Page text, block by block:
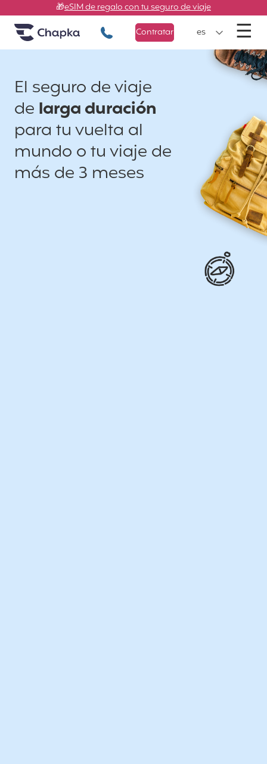
Ir directamente al contenido
Chapka Seguros de viaje
🎁eSIM de regalo con tu seguro de viaje
+34 900 805 947
Contratar es ☰
El seguro de viaje
de larga duración
para tu vuelta al
mundo o tu viaje de
más de 3 meses